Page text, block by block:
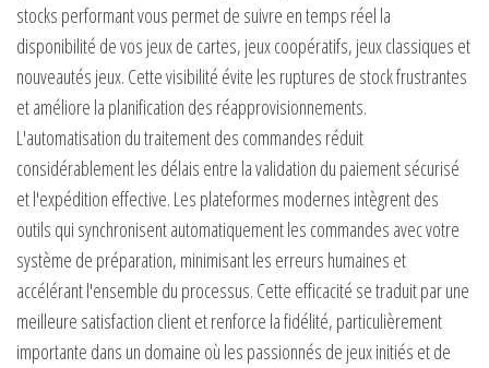
stocks performant vous permet de suivre en temps réel la
disponibilité de vos jeux de cartes, jeux coopératifs, jeux classiques et
nouveautés jeux. Cette visibilité évite les ruptures de stock frustrantes
et améliore la planification des réapprovisionnements.
L'automatisation du traitement des commandes réduit
considérablement les délais entre la validation du paiement sécurisé
et l'expédition effective. Les plateformes modernes intègrent des
outils qui synchronisent automatiquement les commandes avec votre
système de préparation, minimisant les erreurs humaines et
accélérant l'ensemble du processus. Cette efficacité se traduit par une
meilleure satisfaction client et renforce la fidélité, particulièrement
importante dans un domaine où les passionnés de jeux initiés et de